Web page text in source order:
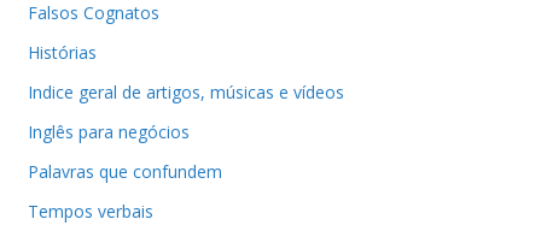
Falsos Cognatos
Histórias
Indice geral de artigos, músicas e vídeos
Inglês para negócios
Palavras que confundem
Tempos verbais